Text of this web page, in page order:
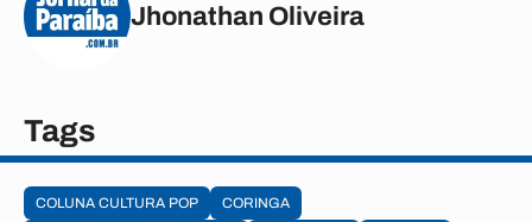
Jhonathan Oliveira
Tags
COLUNA CULTURA POP
CORINGA